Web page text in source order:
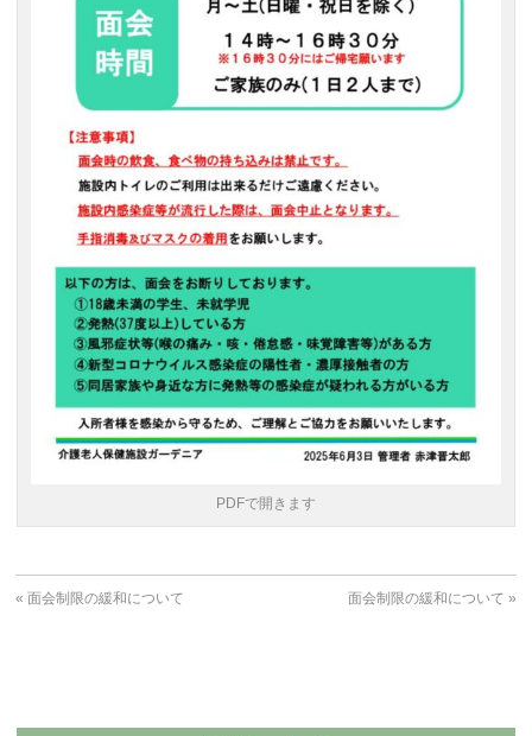
PDFで開きます
«面会制限の緩和について 面会制限の緩和について »